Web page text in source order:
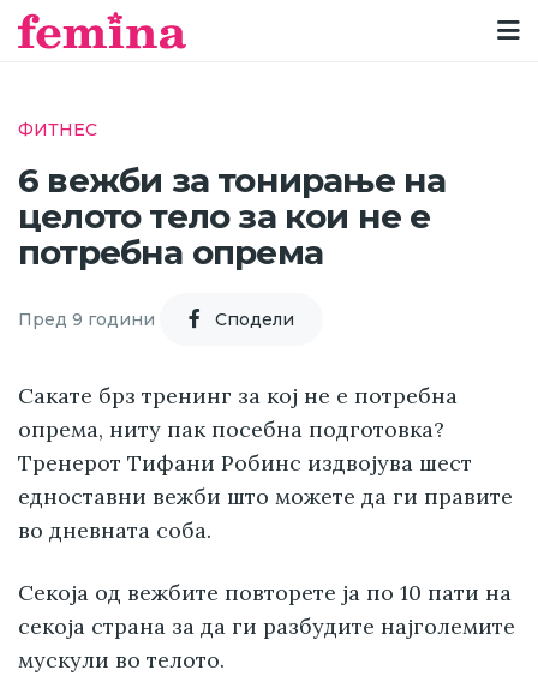
ФИТНЕС
6 вежби за тонирање на
целото тело за кои не е
потребна опрема
Пред 9 години Cподели
Сакате брз тренинг за кој не е потребна
опрема, ниту пак посебна подготовка?
Тренерот Тифани Робинс издвојува шест
едноставни вежби што можете да ги правите
во дневната соба.
Секоја од вежбите повторете ја по 10 пати на
секоја страна за да ги разбудите најголемите
мускули во телото.